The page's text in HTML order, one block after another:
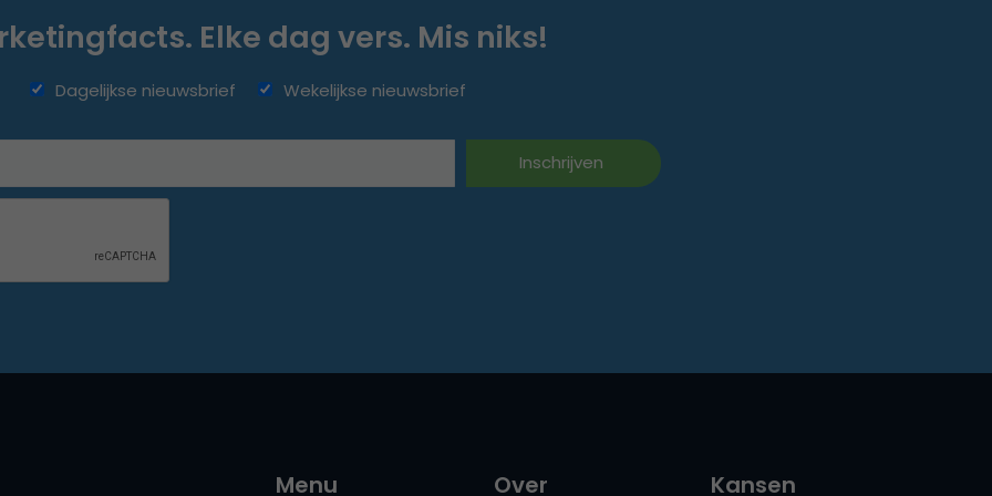
Elke dag vers. Mis niks!
Dagelijkse nieuwsbrief Wekelijkse nieuwsbrief
Menu Over Kansen